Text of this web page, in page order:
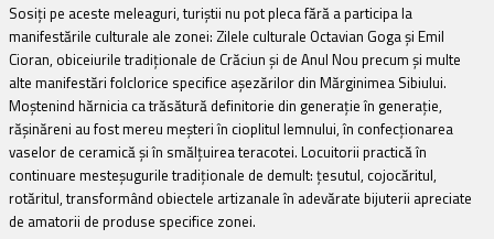
Sosiţi pe aceste meleaguri, turiştii nu pot pleca fără a participa la
manifestările culturale ale zonei: Zilele culturale Octavian Goga şi Emil
Cioran, obiceiurile tradiţionale de Crăciun şi de Anul Nou precum şi multe
alte manifestări folclorice specifice aşezărilor din Mărginimea Sibiului.
Moştenind hărnicia ca trăsătură definitorie din generaţie în generaţie,
răşinăreni au fost mereu meşteri în cioplitul lemnului, în confecţionarea
vaselor de ceramică şi în smălţuirea teracotei. Locuitorii practică în
continuare mesteşugurile tradiţionale de demult: ţesutul, cojocăritul,
rotăritul, transformând obiectele artizanale în adevărate bijuterii apreciate
de amatorii de produse specifice zonei.